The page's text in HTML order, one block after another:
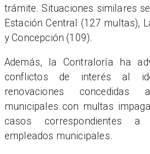
trámite. Situaciones similares
Estación Central (127 multas),
y Concepción (109).
Además, la Contraloría ha
conflictos de interés al
renovaciones concedidas
municipales con multas
casos correspondientes
empleados municipales.